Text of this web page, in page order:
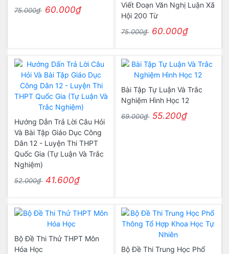
75.000₫ 60.000₫
Viết Đoạn Văn Nghị Luận Xã
Hội 200 Từ
75.000₫ 60.000₫
Hướng Dẫn Trả Lời Câu Hỏi
Và Bài Tập Giáo Dục Công
Dân 12 - Luyện Thi THPT
Quốc Gia (Tự Luận Và Trắc
Nghiệm)
52.000₫ 41.600₫
Bài Tập Tự Luận Và Trắc
Nghiệm Hình Học 12
69.000₫ 55.200₫
Bộ Đề Thi Thử THPT Môn
Hóa Học
Bộ Đề Thi Trung Học Phổ